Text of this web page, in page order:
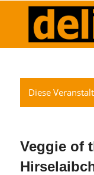
Diese
Veggie of